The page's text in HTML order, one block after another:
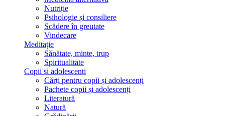
Nutriție
Psihologie și consiliere
Scădere în greutate
Vindecare
Meditație
Sănătate, minte, trup
Spiritualitate
Copii si adolescenti
Cărți pentru copii și adolescenți
Pachete copii și adolescenți
Literatură
Natură